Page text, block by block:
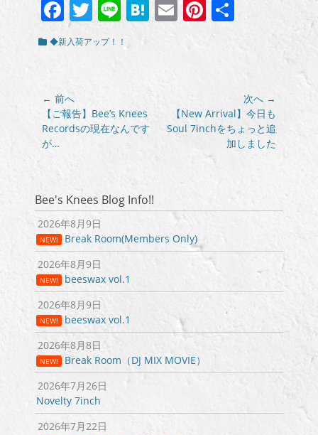
Facebook
Twitter
LineHatena
EmailPinterest
カ ◆新入荷アップ！！
投
稿
ナ
ビ
シ
ョ
ン
← 前へ
前
の
投
【ご報告】Bee’s Knees
Recordsの現在なんです
が…
次へ →
の
【New Arrival】今日も
Soul 7inchをちょっと追
加しました
Bee's Knees Blog Info!!
2026年8月9日
NEW!
Break Room(Members Only)
2026年8月9日
NEW!
beeswax vol.1
2026年8月9日
NEW!
beeswax vol.1
2026年8月8日
NEW!
Break Room（DJ MIX MOVIE）
2026年7月26日
Novelty 7inch
2026年7月22日